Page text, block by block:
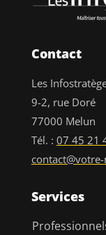
Contact
Les
9-2, rue Doré
77000 Melun
Tél. : 07 45 21
Services